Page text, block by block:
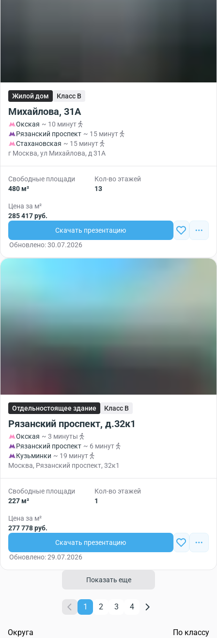
Жилой дом Класс B
Михайлова, 31А
Окская ~ 10 минут
Рязанский проспект ~ 15 минут
Стахановская ~ 15 минут
г Москва, ул Михайлова, д 31А
Свободные площади
480 м²
Кол-во этажей
13
Цена за м²
285 417 руб.
Скачать презентацию
Обновлено: 30.07.2026
Отдельностоящее здание Класс B
Рязанский проспект, д.32к1
Окская ~ 3 минуты
Рязанский проспект ~ 6 минут
Кузьминки ~ 19 минут
Москва, Рязанский проспект, 32к1
Свободные площади
227 м²
Кол-во этажей
1
Цена за м²
277 778 руб.
Скачать презентацию
Обновлено: 29.07.2026
Показать еще
1 2 3 4
Округа
По классу